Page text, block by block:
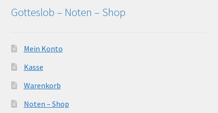
Gotteslob – Noten – Shop
Mein Konto
Kasse
Warenkorb
Noten – Shop